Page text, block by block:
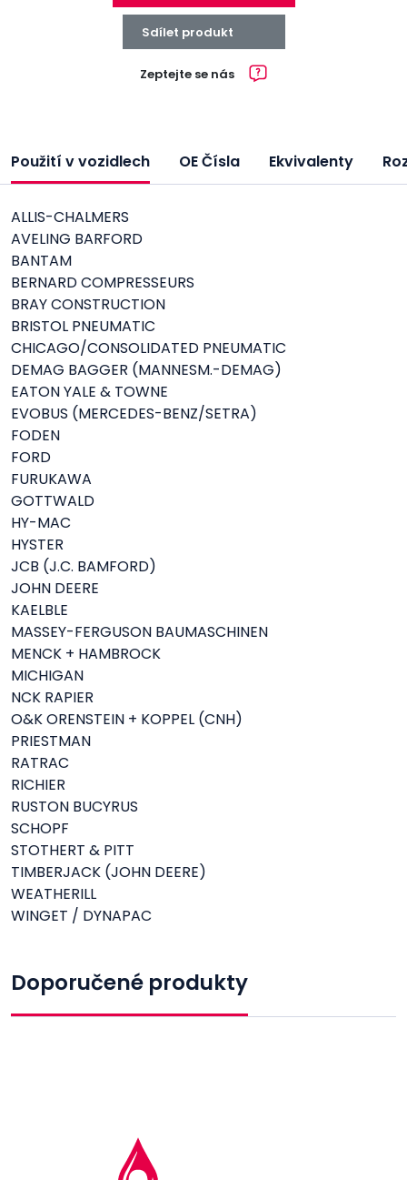
Zeptejte se nás
Sdílet produkt
Použití v vozidlech OE Čísla Ekvivalenty
ALLIS-CHALMERS
AVELING BARFORD
BANTAM
BERNARD COMPRESSEURS
BRAY CONSTRUCTION
BRISTOL PNEUMATIC
CHICAGO/CONSOLIDATED PNEUMATIC
DEMAG BAGGER (MANNESM.-DEMAG)
EATON YALE & TOWNE
EVOBUS (MERCEDES-BENZ/SETRA)
FODEN
FORD
FURUKAWA
GOTTWALD
HY-MAC
HYSTER
JCB (J.C. BAMFORD)
JOHN DEERE
KAELBLE
MASSEY-FERGUSON BAUMASCHINEN
MENCK + HAMBROCK
MICHIGAN
NCK RAPIER
O&K ORENSTEIN + KOPPEL (CNH)
PRIESTMAN
RATRAC
RICHIER
RUSTON BUCYRUS
SCHOPF
STOTHERT & PITT
TIMBERJACK (JOHN DEERE)
WEATHERILL
WINGET / DYNAPAC
Doporučené produkty